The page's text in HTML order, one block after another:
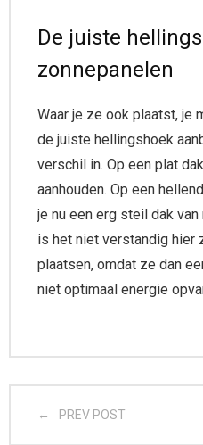
De juiste
zonnepanelen
Waar je ze ook plaatst, je
de juiste hellingshoek
verschil in. Op een plat
aanhouden. Op een
je nu een erg steil dak
is het niet verstandig hier
plaatsen, omdat ze dan
niet optimaal energie
PREV POST